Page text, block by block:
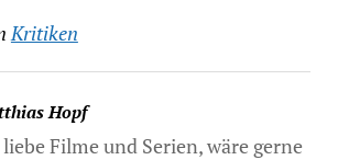
Kritiken
Hopf
Filme und Serien, wäre gerne